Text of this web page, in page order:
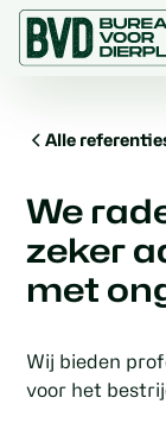
Alle
We
zeker
met
Wij bieden
voor het